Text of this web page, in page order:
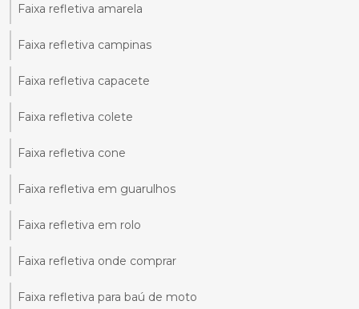
Faixa refletiva amarela
Faixa refletiva campinas
Faixa refletiva capacete
Faixa refletiva colete
Faixa refletiva cone
Faixa refletiva em guarulhos
Faixa refletiva em rolo
Faixa refletiva onde comprar
Faixa refletiva para baú de moto